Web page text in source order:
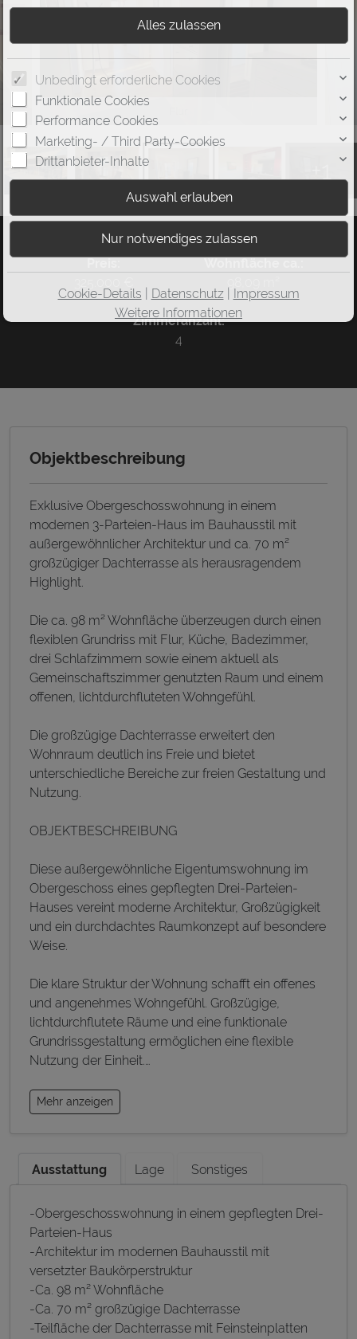
Zimmeranzahl:
4
Objektbeschreibung
Exklusive Obergeschosswohnung in einem
modernen 3-Parteien-Haus im Bauhausstil mit
außergewöhnlicher Architektur und ca. 70 m²
großzügiger Dachterrasse als herausragendem
Highlight.
Die ca. 98 m² Wohnfläche überzeugen durch einen
flexiblen Grundriss mit Flur, Küche, Badezimmer,
drei Schlafzimmern sowie einem aktuell als
Gemeinschaftszimmer genutzten Raum und einem
offenen, lichtdurchfluteten Wohngefühl.
Die großzügige Dachterrasse erweitert den
Wohnraum deutlich ins Freie und bietet
unterschiedliche Bereiche zur freien Gestaltung und
Nutzung.
OBJEKTBESCHREIBUNG
Diese außergewöhnliche Eigentumswohnung im
Obergeschoss eines gepflegten Drei-Parteien-
Hauses vereint moderne Architektur, Großzügigkeit
und ein durchdachtes Raumkonzept auf besondere
Weise.
Die klare Struktur der Wohnung schafft ein offenes
und angenehmes Wohngefühl. Großzügige,
lichtdurchflutete Räume und eine funktionale
Grundrissgestaltung ermöglichen eine flexible
Nutzung der Einheit.…
Mehr anzeigen
Ausstattung Lage Sonstiges
-Obergeschosswohnung in einem gepflegten Drei-
Parteien-Haus
-Architektur im modernen Bauhausstil mit
versetzter Baukörperstruktur
-Ca. 98 m² Wohnfläche
-Ca. 70 m² großzügige Dachterrasse
-Teilfläche der Dachterrasse mit Feinsteinplatten
Unbedingt erforderliche Cookies
Funktionale Cookies
Performance Cookies
Marketing- / Third Party-Cookies
Drittanbieter-Inhalte
Cookie-Details Datenschutz| Impressum
Weitere Informationen